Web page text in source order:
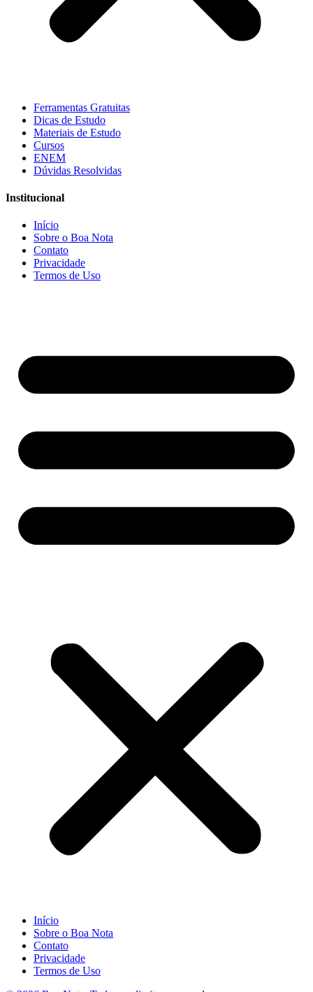
Ferramentas Gratuitas
Dicas de Estudo
Materiais de Estudo
Cursos
ENEM
Dúvidas Resolvidas
Institucional
Início
Sobre o Boa Nota
Contato
Privacidade
Termos de Uso
Início
Sobre o Boa Nota
Contato
Privacidade
Termos de Uso